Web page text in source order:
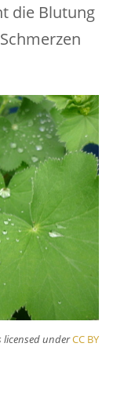
die Blutung
underCC BY